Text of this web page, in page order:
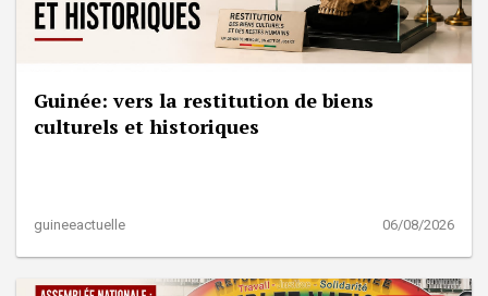
Guinée: vers la restitution de biens
culturels et historiques
guineeactuelle 06/08/2026